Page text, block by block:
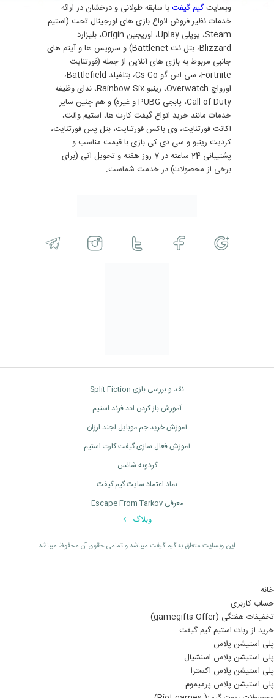
وبسایت گیم گیفتبا سابقه طولانی و درخشان در ارائه
خدمات نظیر فروش انواع بازی های اورجینال تحت (استیم
Steam، یوپلی Uplay، اوریجین Origin، بلیزارد
Blizzard، بتل نت Battlenet) و سرویس ها و آیتم های
جانبی مربوط به بازی های آنلاین از جمله (فورتنایت
Fortnite، سی اس گو Cs Go، بتلفیلد Battlefield،
اورواچ Overwatch، رینبو Rainbow Six، ندای وظیفه
Call of Duty، پابجی PUBG و غیره) و هم چنین سایر
خدمات مانند خرید انواع گیفت کارت ها، استیم والت،
اکانت فورتنایت، وی باکس فورتنایت، بتل پس فورتنایت،
کردیت رینبو و سی دی کی بازی با قیمت مناسب و
پشتیبانی 24 ساعته در 7 روز هفته و تحویل آنی (برای
برخی از محصولات) در خدمت شماست.
نقد و بررسی بازی Split Fiction
آموزش باز کردن ادد فرند استیم
آموزش خرید جم موبایل لجند ارزان
آموزش فعال سازی گیفت کارت استیم
گردونه شانس
نماد اعتماد سایت گیم گیفت
معرفی Escape From Tarkov
وبلاگ
اين وبسايت متعلق به گیم گیفت ميباشد و تمامی حقوق آن محفوظ ميباشد
خانه
حساب کاربری
تخفیفات هفتگی (gamegifts Offer)
خرید از ربات استیم گیم گیفت
پلی استیشن پلاس
پلی استیشن پلاس اسنشیال
پلی استیشن پلاس اکسترا
پلی استیشن پلاس پرمیموم